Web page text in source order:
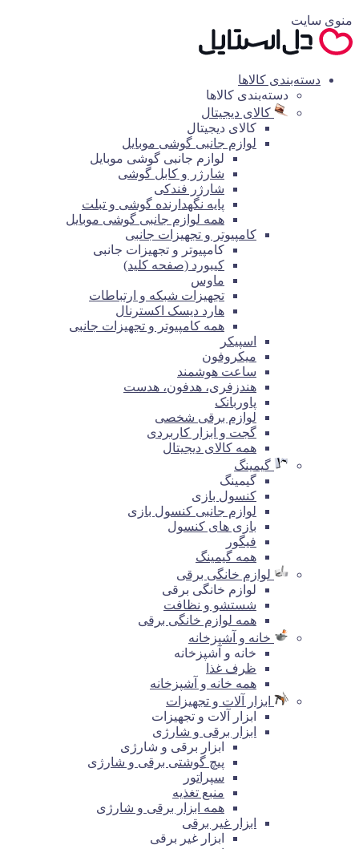
منوی سایت
دسته‌بندی کالاها
دسته‌بندی کالاها
کالای دیجیتال
کالای دیجیتال
لوازم جانبی گوشی موبایل
لوازم جانبی گوشی موبایل
شارژر و کابل گوشی
شارژر فندکی
پایه نگهدارنده گوشی و تبلت
همه لوازم جانبی گوشی موبایل
کامپیوتر و تجهیزات جانبی
کامپیوتر و تجهیزات جانبی
کیبورد (صفحه کلید)
ماوس
تجهیزات شبکه و ارتباطات
هارد دیسک اکسترنال
همه کامپیوتر و تجهیزات جانبی
اسپیکر
میکروفون
ساعت هوشمند
هندزفری، هدفون، هدست
پاوربانک
لوازم برقی شخصی
گجت و ابزار کاربردی
همه کالای دیجیتال
گیمینگ
گیمینگ
کنسول بازی
لوازم جانبی کنسول بازی
بازی های کنسول
فیگور
همه گیمینگ
لوازم خانگی برقی
لوازم خانگی برقی
شستشو و نظافت
همه لوازم خانگی برقی
خانه و آشپزخانه
خانه و آشپزخانه
ظرف غذا
همه خانه و آشپزخانه
ابزار آلات و تجهیزات
ابزار آلات و تجهیزات
ابزار برقی و شارژی
ابزار برقی و شارژی
پیچ گوشتی برقی و شارژی
سپراتور
منبع تغذیه
همه ابزار برقی و شارژی
ابزار غیر برقی
ابزار غیر برقی